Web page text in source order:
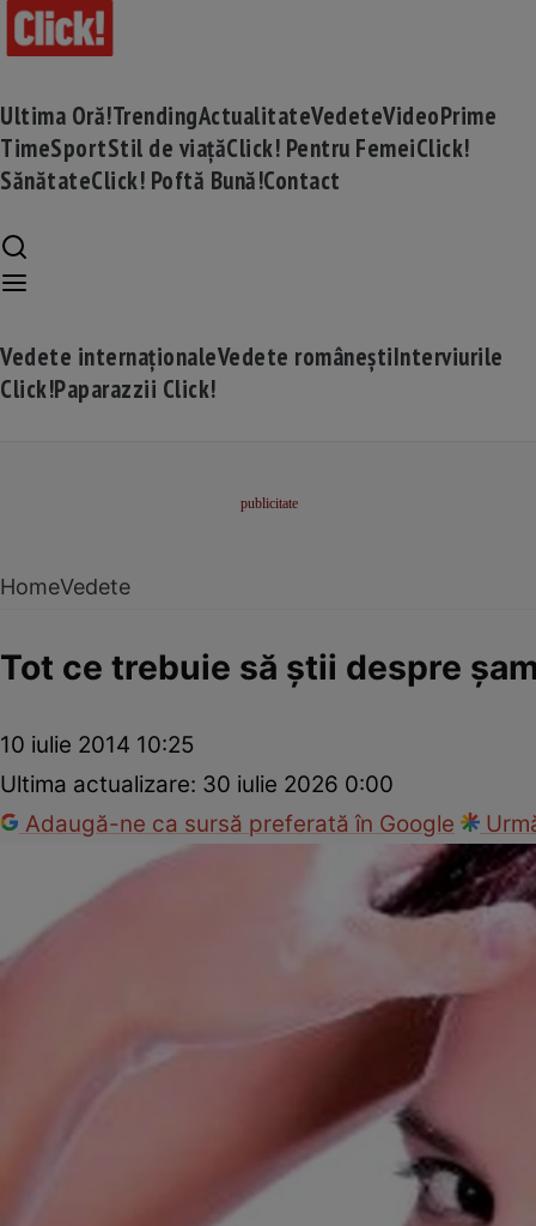
Ultima Oră!TrendingActualitateVedeteVideoPrime
TimeSportStil de viațăClick! Pentru FemeiClick!
SănătateClick! Poftă Bună!Contact
Vedete internaționaleVedete româneștiInterviurile
Click!Paparazzii Click!
HomeVedete
Tot ce trebuie să ştii despre
10 iulie 2014 10:25
Ultima actualizare: 30 iulie 2026 0:00
Adaugă-ne ca sursă preferată în Google